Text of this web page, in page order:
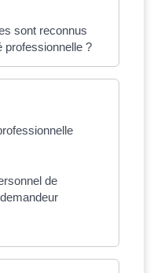
sont reconnus
professionnelle ?
de